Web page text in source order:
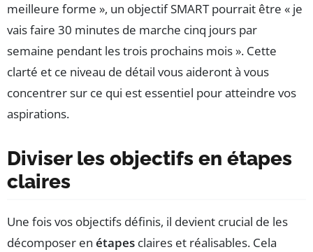
meilleure forme », un objectif SMART pourrait être « je
vais faire 30 minutes de marche cinq jours par
semaine pendant les trois prochains mois ». Cette
clarté et ce niveau de détail vous aideront à vous
concentrer sur ce qui est essentiel pour atteindre vos
aspirations.
Diviser les objectifs en étapes
claires
Une fois vos objectifs définis, il devient crucial de les
décomposer en étapes claires et réalisables. Cela